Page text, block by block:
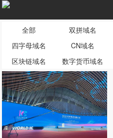
全部 双拼域名
四字母域名
CN域名
区块链域名
数字货币域名